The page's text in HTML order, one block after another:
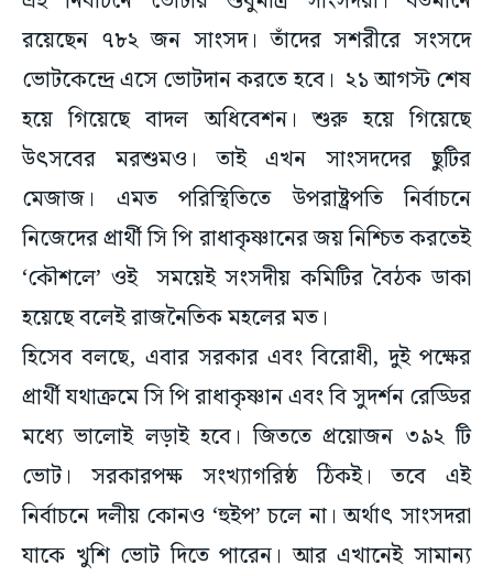
রয়েছেন ৭৮২ জন সাংসদ। তাঁদের সশরীরে সংসদে
ভোটকেন্দ্রে এসে ভোটদান করতে হবে। ২১ আগস্ট শেষ
হয়ে গিয়েছে বাদল অধিবেশন। শুরু হয়ে গিয়েছে
উৎসবের মরশুমও। তাই এখন সাংসদদের ছুটির
মেজাজ। এমত পরিস্থিতিতে উপরাষ্ট্রপতি নির্বাচনে
নিজেদের প্রার্থী সি পি রাধাকৃষ্ণানের জয় নিশ্চিত করতেই
‘কৌশলে’ ওই সময়েই সংসদীয় কমিটির বৈঠক ডাকা
হয়েছে বলেই রাজনৈতিক মহলের মত।
হিসেব বলছে, এবার সরকার এবং বিরোধী, দুই পক্ষের
প্রার্থী যথাক্রমে সি পি রাধাকৃষ্ণান এবং বি সুদর্শন রেড্ডির
মধ্যে ভালোই লড়াই হবে। জিততে প্রয়োজন ৩৯২ টি
ভোট। সরকারপক্ষ সংখ্যাগরিষ্ঠ ঠিকই। তবে এই
নির্বাচনে দলীয় কোনও ‘হুইপ’ চলে না। অর্থাৎ সাংসদরা
যাকে খুশি ভোট দিতে পারেন। আর এখানেই সামান্য